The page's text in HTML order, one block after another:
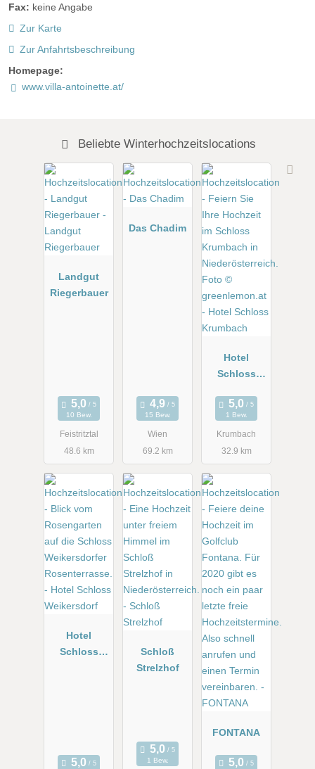
Fax: keine Angabe
Zur Karte
Zur Anfahrtsbeschreibung
Homepage:
www.villa-antoinette.at/
Beliebte Winterhochzeitslocations
Landgut
Riegerbauer
10 Bew.
Feistritztal
48.6 km
Das Chadim
15 Bew.
Wien
69.2 km
Hotel
Schloss
1 Bew.
Krumbach
32.9 km
Hotel
Schloss
Schloß
Strelzhof
1 Bew.
FONTANA